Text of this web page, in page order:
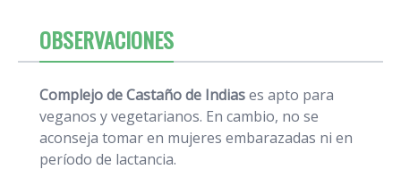
OBSERVACIONES
Complejo de Castaño de Indiases apto para
veganos y vegetarianos. En cambio, no se
aconseja tomar en mujeres embarazadas ni en
período de lactancia.